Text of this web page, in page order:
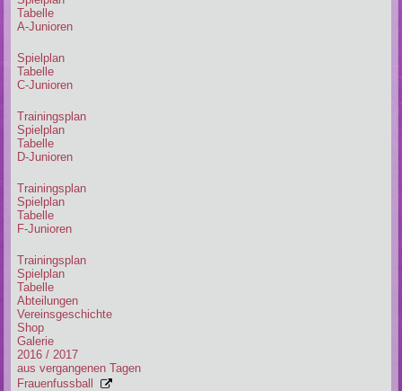
Tabelle
A-Junioren
Spielplan
Tabelle
C-Junioren
Trainingsplan
Spielplan
Tabelle
D-Junioren
Trainingsplan
Spielplan
Tabelle
F-Junioren
Trainingsplan
Spielplan
Tabelle
Abteilungen
Vereinsgeschichte
Shop
Galerie
2016 / 2017
aus vergangenen Tagen
Frauenfussball